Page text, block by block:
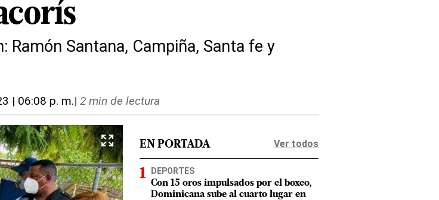
Santana, Campiña, Santa fe y
| 06:08 p. m.| 2 min de lectura
EN PORTADA Ver todos
DEPORTES
Con 15 oros impulsados por el boxeo,
Dominicana sube al cuarto lugar en